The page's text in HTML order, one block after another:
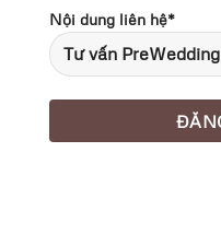
Nội dung liên hệ*